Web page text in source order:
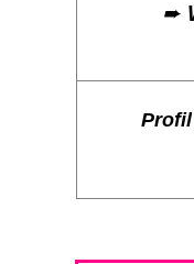
➨
Profil